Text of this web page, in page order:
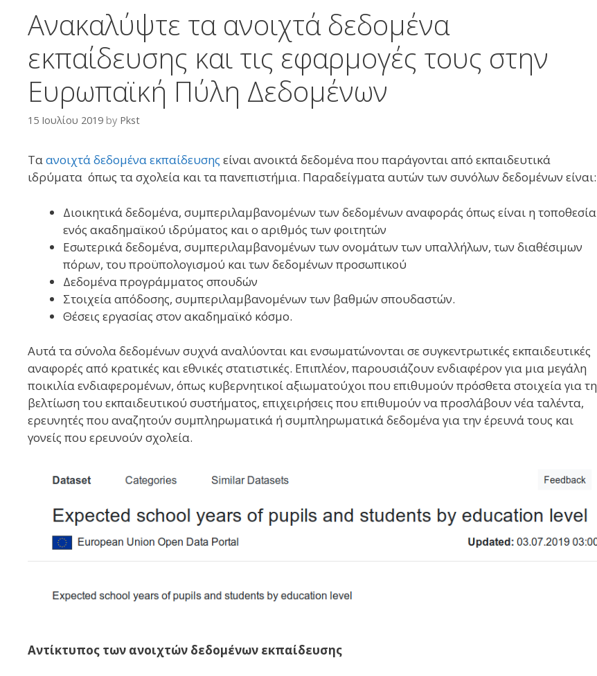
Ανακαλύψτε τα ανοιχτά δεδομένα
εκπαίδευσης και τις εφαρμογές τους στην
Ευρωπαϊκή Πύλη Δεδομένων
15 Ιουλίου 2019 by Pkst
Tαανοιχτά δεδομένα εκπαίδευσης είναι ανοικτά δεδομένα που παράγονται από εκπαιδευτικά
ιδρύματα όπως τα σχολεία και τα πανεπιστήμια. Παραδείγματα αυτών των συνόλων δεδομένων είναι:
Διοικητικά δεδομένα, συμπεριλαμβανομένων των δεδομένων αναφοράς όπως είναι η τοποθεσία
ενός ακαδημαϊκού ιδρύματος και ο αριθμός των φοιτητών
Εσωτερικά δεδομένα, συμπεριλαμβανομένων των ονομάτων των υπαλλήλων, των διαθέσιμων
πόρων, του προϋπολογισμού και των δεδομένων προσωπικού
Δεδομένα προγράμματος σπουδών
Στοιχεία απόδοσης, συμπεριλαμβανομένων των βαθμών σπουδαστών.
Θέσεις εργασίας στον ακαδημαϊκό κόσμο.
Αυτά τα σύνολα δεδομένων συχνά αναλύονται και ενσωματώνονται σε συγκεντρωτικές εκπαιδευτικές
αναφορές από κρατικές και εθνικές στατιστικές. Επιπλέον, παρουσιάζουν ενδιαφέρον για μια μεγάλη
ποικιλία ενδιαφερομένων, όπως κυβερνητικοί αξιωματούχοι που επιθυμούν πρόσθετα στοιχεία για τη
βελτίωση του εκπαιδευτικού συστήματος, επιχειρήσεις που επιθυμούν να προσλάβουν νέα ταλέντα,
ερευνητές που αναζητούν συμπληρωματικά ή συμπληρωματικά δεδομένα για την έρευνά τους και
γονείς που ερευνούν σχολεία.
Αντίκτυπος των ανοιχτών δεδομένων εκπαίδευσης